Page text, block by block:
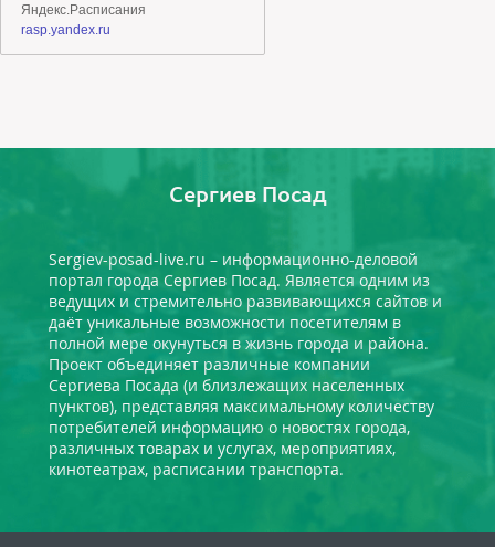
Сергиев Посад
Sergiev-posad-live.ru – информационно-деловой
портал города Сергиев Посад. Является одним из
ведущих и стремительно развивающихся сайтов и
даёт уникальные возможности посетителям в
полной мере окунуться в жизнь города и района.
Проект объединяет различные компании
Сергиева Посада (и близлежащих населенных
пунктов), представляя максимальному количеству
потребителей информацию о новостях города,
различных товарах и услугах, мероприятиях,
кинотеатрах, расписании транспорта.